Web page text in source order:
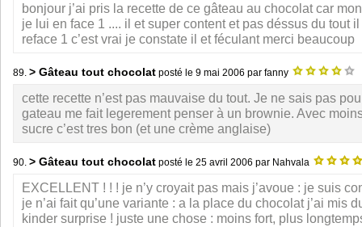
bonjour j’ai pris la recette de ce gâteau au chocolat car
je lui en face 1 .... il et super content et pas déssus du tout
reface 1 c’est vrai je constate il et féculant merci beaucoup
89. > Gâteau tout chocolat posté le 9 mai 2006 par fanny
cette recette n’est pas mauvaise du tout. Je ne sais pas
gateau me fait legerement penser à un brownie. Avec
sucre c’est tres bon (et une crème anglaise)
90. > Gâteau tout chocolat posté le 25 avril 2006 par Nahvala
EXCELLENT ! ! ! je n’y croyait pas mais j’avoue : je suis
je n’ai fait qu’une variante : a la place du chocolat j’ai mis
kinder surprise ! juste une chose : moins fort, plus